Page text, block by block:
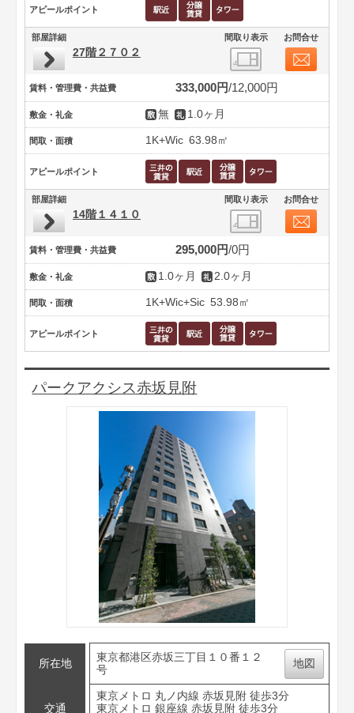
アピールポイント
部屋詳細 間取り表示 お問合せ
27階２７０２
賃料・管理費・共益費 333,000円 12,000円
敷金・礼金 無 1.0ヶ月
間取・面積 1K+Wic 63.98㎡
アピールポイント
部屋詳細 間取り表示 お問合せ
14階１４１０
賃料・管理費・共益費 295,000円 0円
敷金・礼金 1.0ヶ月 2.0ヶ月
間取・面積 1K+Wic+Sic 53.98㎡
アピールポイント
パークアクシス赤坂見附
所在地
東京都港区赤坂三丁目１０番１２
号
地図
交通
東京メトロ 丸ノ内線 赤坂見附 徒歩3分
東京メトロ 銀座線 赤坂見附 徒歩3分